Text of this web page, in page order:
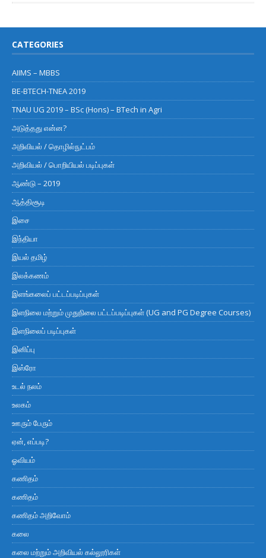
CATEGORIES
AIIMS – MBBS
BE-BTECH-TNEA 2019
TNAU UG 2019 – BSc (Hons) – BTech in Agri
அடுத்தது என்ன?
அறிவியல் / தொழில்நுட்பம்
அறிவியல் / பொறியியல் படிப்புகள்
ஆண்டு – 2019
ஆத்திசூடி
இசை
இந்தியா
இயல் தமிழ்
இலக்கணம்
இளங்கலைப் பட்டப்படிப்புகள்
இளநிலை மற்றும் முதுநிலை பட்டப்படிப்புகள் (UG and PG Degree Courses)
இளநிலைப் படிப்புகள்
இனிப்பு
இஸ்ரோ
உடல் நலம்
உலகம்
ஊரும் பேரும்
ஏன், எப்படி?
ஓவியம்
கணிதம்
கணிதம்
கணிதம் அறிவோம்
கலை
கலை மற்றும் அறிவியல் கல்லூரிகள்